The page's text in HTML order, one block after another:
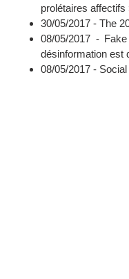
prolétaires affectifs
30/05/2017 - The
08/05/2017 -
désinformation est
08/05/2017 -